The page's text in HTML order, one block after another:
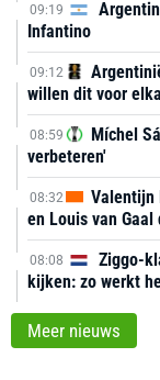
09:19
Infantino
09:12
willen dit voor
08:59
Míchel
verbeteren'
08:32
Valentijn
en Louis van
08:08
Ziggo-
kijken: zo werkt
Meer nieuws